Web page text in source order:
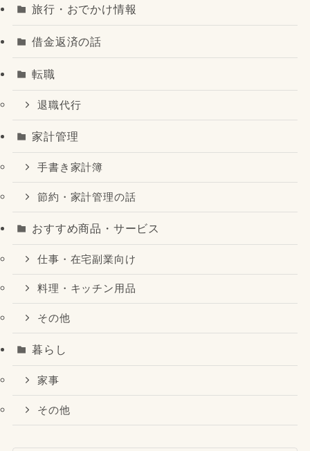
旅行・おでかけ情報
借金返済の話
転職
退職代行
家計管理
手書き家計簿
節約・家計管理の話
おすすめ商品・サービス
仕事・在宅副業向け
料理・キッチン用品
その他
暮らし
家事
その他